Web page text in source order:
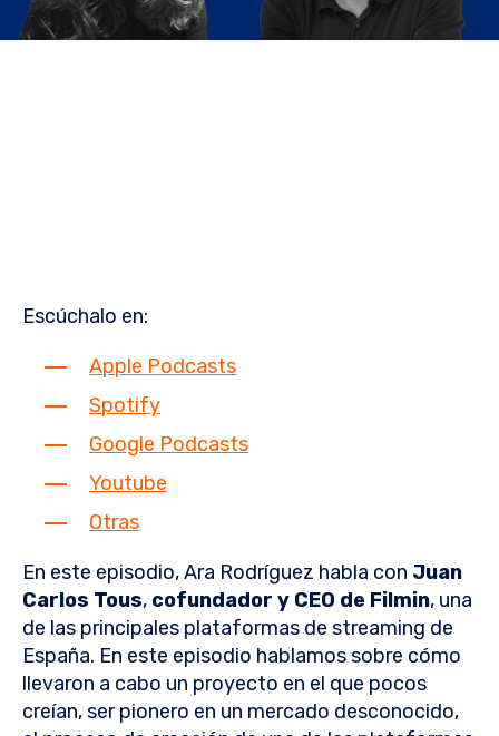
Escúchalo en:
Apple Podcasts
Spotify
Google Podcasts
Youtube
Otras
En este episodio, Ara Rodríguez habla con Juan
Carlos Tous, cofundador y CEO de Filmin, una
de las principales plataformas de streaming de
España. En este episodio hablamos sobre cómo
llevaron a cabo un proyecto en el que pocos
creían, ser pionero en un mercado desconocido,